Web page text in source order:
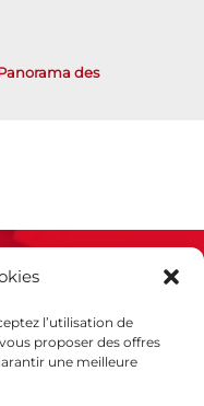
l’utilisation de
proposer des offres
une meilleure
des